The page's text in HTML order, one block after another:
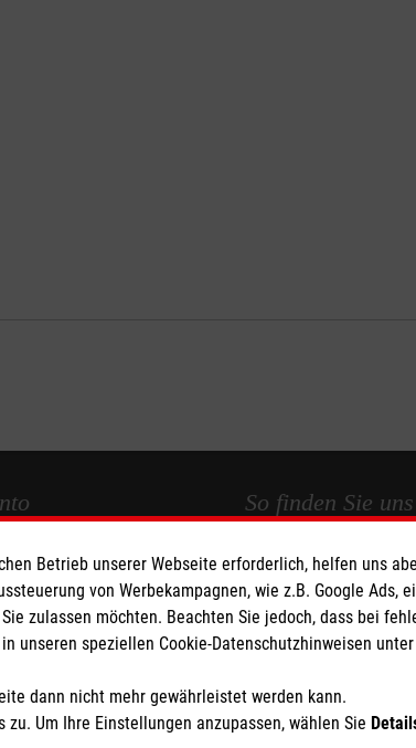
Hilfsdienst e.V.
0120 1201 2150 10
So finden Sie uns
Lengericher Str. 39
49809 Lingen
Telefon: 0591 610590
Betrieb unserer Webseite erforderlich, helfen uns
von Werbekampagnen, wie z.B. Google Ads,
zulassen möchten. Beachten Sie jedoch, dass bei
unseren speziellen Cookie-Datenschutzhinweisen
dann nicht mehr gewährleistet werden kann.
Um Ihre Einstellungen anzupassen, wählen Sie